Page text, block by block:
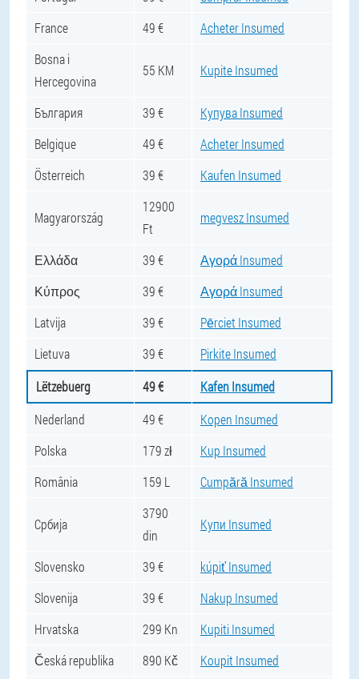
France
49 €
Acheter Insumed
Bosna i
Hercegovina
55 KM Kupite Insumed
България 39 €
Купува Insumed
Belgique
49 €
Acheter Insumed
Österreich
39 € Kaufen Insumed
Magyarország
12900
Ft
megvesz Insumed
Ελλάδα 39 €
Αγορά Insumed
Κύπρος
39 €
Αγορά Insumed
Latvija
39 €
Pērciet Insumed
Lietuva
39 €
Pirkite Insumed
Lëtzebuerg
49 €
Kafen Insumed
Nederland
49 €
Kopen Insumed
Polska
179 zł
Kup Insumed
România
159 L Cumpără Insumed
Србија
3790
din
Купи Insumed
Slovensko 39 €
kúpiť Insumed
Slovenija
39 €
Nakup Insumed
Hrvatska
299 Kn
Kupiti Insumed
Česká republika
890 Kč
Koupit Insumed